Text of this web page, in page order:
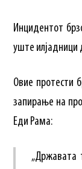
Инцидентот
уште илјадници
Овие протести
запирање на
Еди Рама:
„Државата